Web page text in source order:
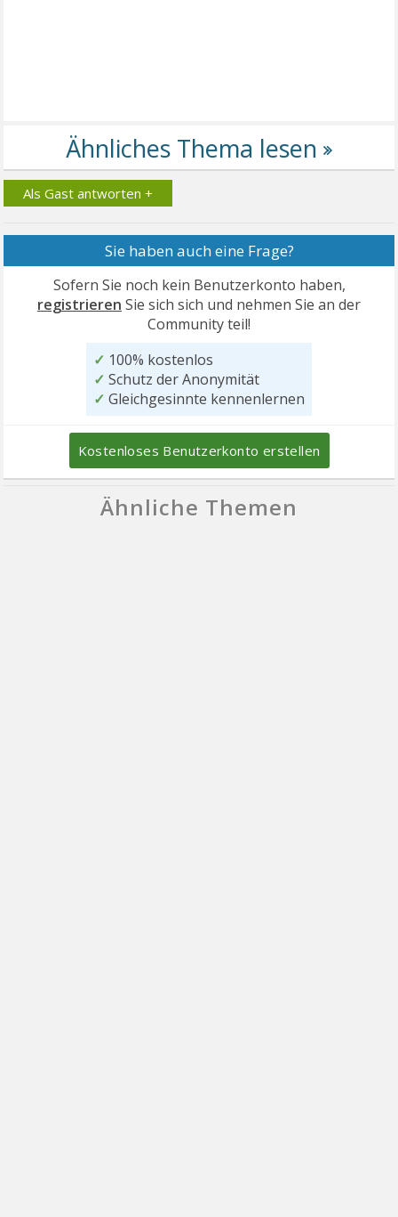
Als Gast antworten +
Sie haben auch eine Frage?
Sofern Sie noch kein Benutzerkonto haben,
registrieren Sie sich sich und nehmen Sie an der
Community teil!
✓ 100% kostenlos
✓ Schutz der Anonymität
✓ Gleichgesinnte kennenlernen
Kostenloses Benutzerkonto erstellen
Ähnliche Themen